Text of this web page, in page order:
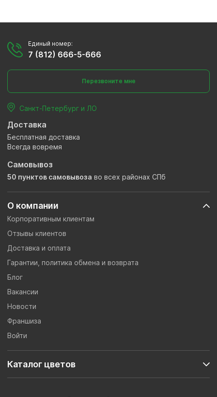
О компании
Корпоративным клиентам
Отзывы клиентов
Доставка и оплата
Гарантии, политика обмена и возврата
Блог
Вакансии
Новости
Франшиза
Войти
Каталог цветов
Единый номер:
7 (812) 666-5-666
Перезвоните мне
Санкт-Петербург и ЛО
Доставка
Бесплатная доставка
Всегда вовремя
Самовывоз
50 пунктов самовывоза во всех районах СПб